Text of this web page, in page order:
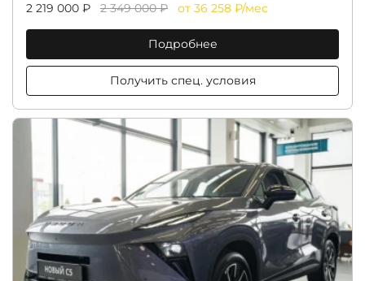
2 219 000 ₽ 2 349 000 ₽ от 36 258 ₽/мес
Подробнее
Получить спец. условия